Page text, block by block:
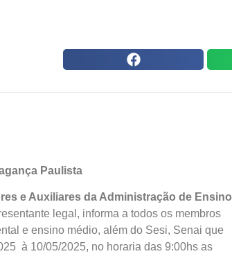
Paulista
e Auxiliares da Administração de Ensino
legal, informa a todos os membros
e ensino médio, além do Sesi, Senai que
à 10/05/2025, no horaria das 9:00hs as